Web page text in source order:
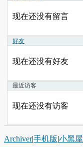
现在还没有留言
好友
现在还没有好友
最近访客
现在还没有访客
Archiver|手机版|小黑屋